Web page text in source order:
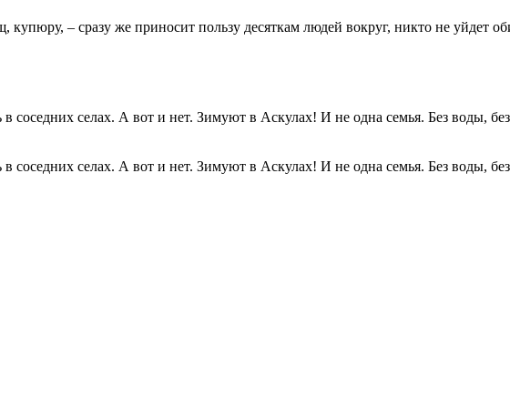
купюру, – сразу же приносит пользу десяткам людей вокруг, никто не уйдет
соседних селах. А вот и нет. Зимуют в Аскулах! И не одна семья. Без воды,
соседних селах. А вот и нет. Зимуют в Аскулах! И не одна семья. Без воды,